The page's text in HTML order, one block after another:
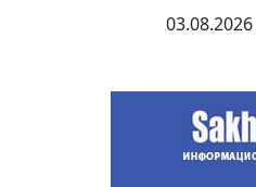
03.08.2026